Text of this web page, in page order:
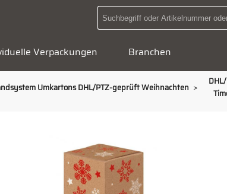
Verpackungen Branchen
Umkartons DHL/PTZ-geprüft Weihnachten >